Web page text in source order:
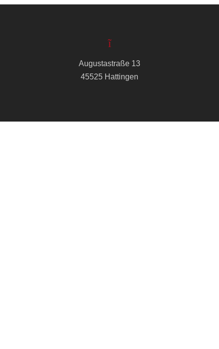
Augustastraße 13
45525 Hattingen